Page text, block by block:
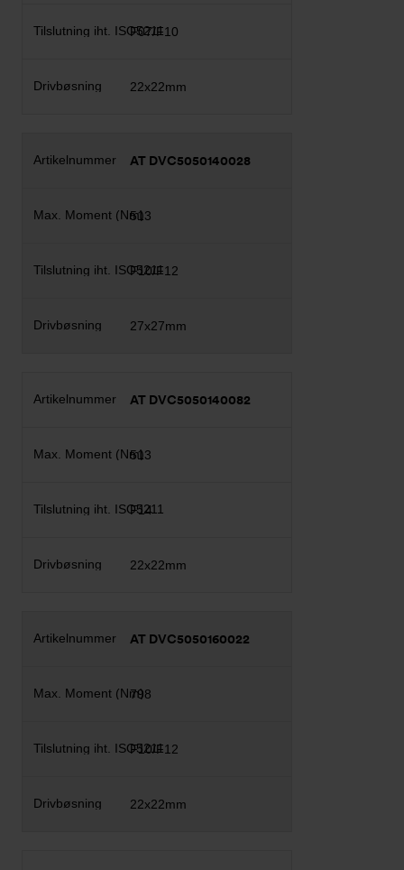
F07/F10
22x22mm
AT DVC5050140028
513
F10/F12
27x27mm
AT DVC5050140082
513
F14
22x22mm
AT DVC5050160022
798
F10/F12
22x22mm